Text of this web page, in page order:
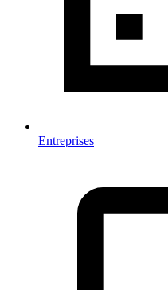
Entreprises